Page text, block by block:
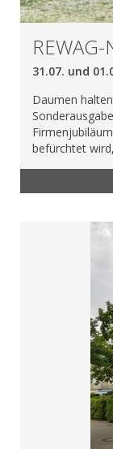
31.07. und
Daumen
befürchtet